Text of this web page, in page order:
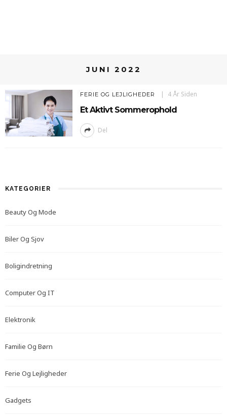
JUNI 2022
FERIE OG LEJLIGHEDER 4 År Siden
Et Aktivt Sommerophold
Del
KATEGORIER
Beauty Og Mode
Biler Og Sjov
Boligindretning
Computer Og IT
Elektronik
Familie Og Børn
Ferie Og Lejligheder
Gadgets